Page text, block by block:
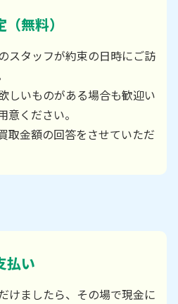
無料）
スタッフが約束の日時にご訪
しいものがある場合も歓迎い
意ください。
取金額の回答をさせていただ
払い
けましたら、その場で現金に